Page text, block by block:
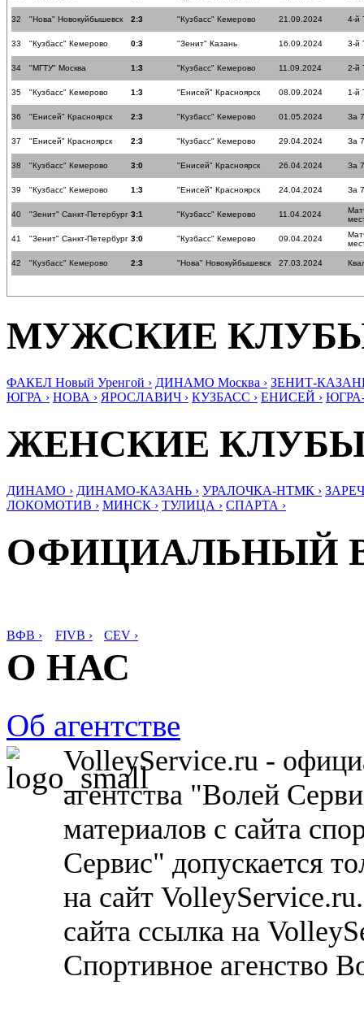
32 "Нова" Новокуйбышевск 2:3 "Кузбасс" Кемерово 21.09.2024 4-й
33 "Кузбасс" Кемерово 0:3 "Зенит" Казань 16.09.2024 3-й
34 "МГТУ" Москва 1:3 "Кузбасс" Кемерово 11.09.2024 2-й
35 "Кузбасс" Кемерово 1:3 "Енисей" Красноярск 08.09.2024 1-й
36 "Енисей" Красноярск 2:3 "Кузбасс" Кемерово 01.05.2024 За
37 "Енисей" Красноярск 2:3 "Кузбасс" Кемерово 29.04.2024 За
38 "Кузбасс" Кемерово 3:0 "Енисей" Красноярск 26.04.2024 За
39 "Кузбасс" Кемерово 1:3 "Енисей" Красноярск 24.04.2024 За
40 "Зенит" Санкт-Петербург 3:1 "Кузбасс" Кемерово 11.04.2024
41 "Зенит" Санкт-Петербург 3:0 "Кузбасс" Кемерово 09.04.2024
42 "Кузбасс" Кемерово 2:3 "Нова" Новокуйбышевск 27.03.2024
МУЖСКИЕ
ФАКЕЛ Новый Уренгой › ДИНАМО Москва › ЗЕНИТ-
ЮГРА › НОВА › ЯРОСЛАВИЧ › КУЗБАСС › ЕНИСЕЙ ›
ЖЕНСКИЕ
ДИНАМО › ДИНАМО-КАЗАНЬ › УРАЛОЧКА-НТМК ›
ЛОКОМОТИВ › МИНСК › ТУЛИЦА › СПАРТА ›
ОФИЦИАЛЬНЫЙ
ВФВ › FIVB › CEV ›
О НАС
Об агентстве
VolleyService.ru -
агентства "Волей
материалов с сайта
Сервис" допускается
на сайт
сайта ссылка на
Спортивное агенство